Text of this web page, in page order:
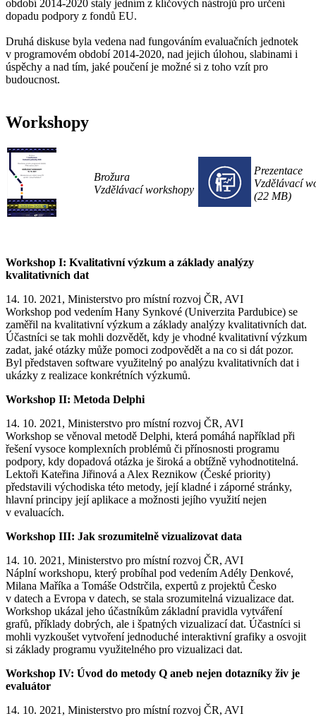
období 2014-2020 staly jedním z klíčových nástrojů pro určení
dopadu podpory z fondů EU.
Druhá diskuse byla vedena nad fungováním evaluačních jednotek
v programovém období 2014-2020, nad jejich úlohou, slabinami i
úspěchy a nad tím, jaké poučení je možné si z toho vzít pro
budoucnost.
Workshopy
Brožura
Vzdělávací workshopy
Prezentace
Vzdělávací
(22 MB)
Workshop I: Kvalitativní výzkum a základy analýzy
kvalitativních dat
14. 10. 2021, Ministerstvo pro místní rozvoj ČR, AVI
Workshop pod vedením Hany Synkové (Univerzita Pardubice) se
zaměřil na kvalitativní výzkum a základy analýzy kvalitativních dat.
Účastníci se tak mohli dozvědět, kdy je vhodné kvalitativní výzkum
zadat, jaké otázky může pomoci zodpovědět a na co si dát pozor.
Byl představen software využitelný po analýzu kvalitativních dat i
ukázky z realizace konkrétních výzkumů.
Workshop II: Metoda Delphi
14. 10. 2021, Ministerstvo pro místní rozvoj ČR, AVI
Workshop se věnoval metodě Delphi, která pomáhá například při
řešení vysoce komplexních problémů či přínosnosti programu
podpory, kdy dopadová otázka je široká a obtížně vyhodnotitelná.
Lektoři Kateřina Jiřinová a Alex Reznikow (České priority)
představili východiska této metody, její kladné i záporné stránky,
hlavní principy její aplikace a možnosti jejího využití nejen
v evaluacích.
Workshop III: Jak srozumitelně vizualizovat data
14. 10. 2021, Ministerstvo pro místní rozvoj ČR, AVI
Náplní workshopu, který probíhal pod vedením Adély Denkové,
Milana Maříka a Tomáše Odstrčila, expertů z projektů Česko
v datech a Evropa v datech, se stala srozumitelná vizualizace dat.
Workshop ukázal jeho účastníkům základní pravidla vytváření
grafů, příklady dobrých, ale i špatných vizualizací dat. Účastníci si
mohli vyzkoušet vytvoření jednoduché interaktivní grafiky a osvojit
si základy programu využitelného pro vizualizaci dat.
Workshop IV: Úvod do metody Q aneb nejen dotazníky živ je
evaluátor
14. 10. 2021, Ministerstvo pro místní rozvoj ČR, AVI